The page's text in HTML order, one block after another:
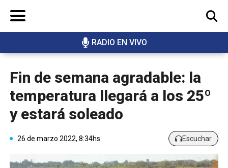
RADIO EN VIVO
BUSCAR
Fin de semana agradable: la
temperatura llegará a los 25º
y estará soleado
26 de marzo 2022, 8:34hs Escuchar